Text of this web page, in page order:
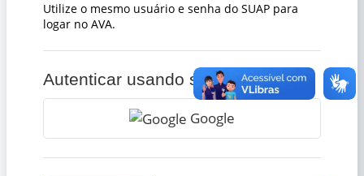
Utilize o mesmo usuário e senha do SUAP para
logar no AVA.
Autenticar usando sua conta em:
Google